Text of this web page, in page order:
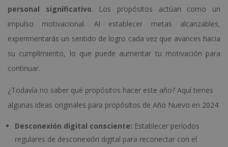
personal significativo. Los propósitos actúan como un
impulso motivacional. Al establecer metas alcanzables,
experimentarás un sentido de logro cada vez que avances hacia
su cumplimiento, lo que puede aumentar tu motivación para
continuar.
¿Todavía no saber qué propósitos hacer este año? Aquí tienes
algunas ideas originales para propósitos de Año Nuevo en 2024:
Desconexión digital consciente: Establecer períodos
regulares de desconexión digital para reconectar con el